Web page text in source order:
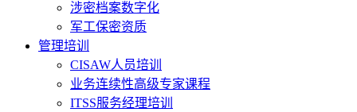
涉密档案数字化
军工保密资质
管理培训
CISAW人员培训
业务连续性高级专家课程
ITSS服务经理培训